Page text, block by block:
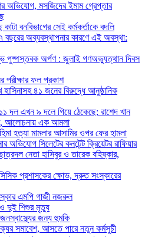
অভিযোগ, মসজিদের ইমাম গ্রেপ্তার
বনবিভাগের সেই কর্মকর্তাকে বদলি
বছরের অব্যবস্থাপনার কারণে এই অবস্থা:
পুষ্পস্তবক অর্পণ : জুলাই গণঅভ্যুত্থান দিবস
ফল প্রকাশ
হাসিনাসহ ৪১ জনের বিরুদ্ধে আনুষ্ঠানিক
দল এখন ৯ দলে গিয়ে ঠেকেছে: রাশেদ খান
আলোচনায় এক আমলা
হত্যা মামলার আসামির ওপর ফের হামলা
সিলেটের কনটেন্ট ক্রিয়েটর রাফিয়ার
ছাত্রদল নেতা হাসিবুর ও তারেক বহিষ্কার,
প্রশাসকের ক্ষোভ, দ্রুত সংস্কারের
এমপি গাজী নজরুল
দুই শিশুর মৃত্যু
জন্য হুমকি
সমাবেশ, আসতে পারে নতুন কর্মসুচী